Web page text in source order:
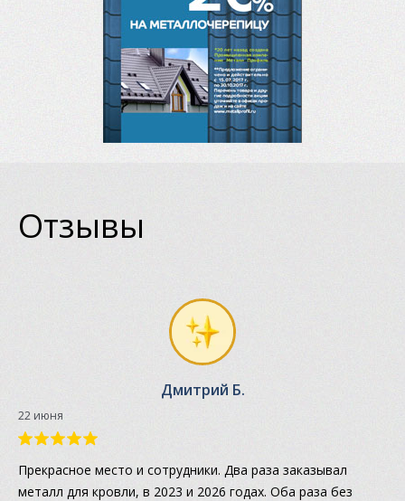
Отзывы
Дмитрий Б.
22 июня
Прекрасное место и сотрудники. Два раза заказывал
металл для кровли, в 2023 и 2026 годах. Оба раза без